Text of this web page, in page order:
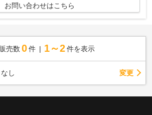
お問い合わせはこちら
販売数 0 件 1～2 件を表示
なし 変更